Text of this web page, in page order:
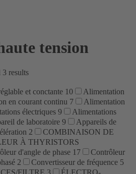
tension
results
et conctante 10
Alimentation
en courant continu 7
Alimentation
électriques 9
Alimentations
de laboratoire 9
Appareils de
2
COMBINAISON DE
À THYRISTORS
d'angle de phase 17
Contrôleur
2 Convertisseur de fréquence 5
FILTRE 3
ÉLECTRO-